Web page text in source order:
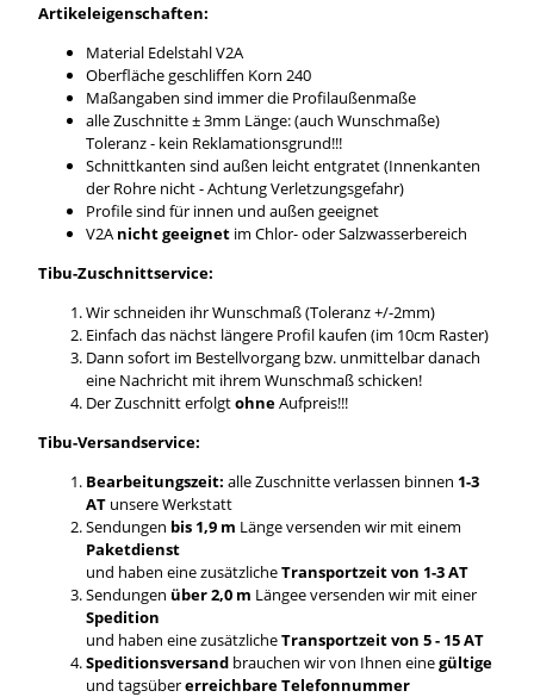
Artikeleigenschaften:
Material Edelstahl V2A
Oberfläche geschliffen Korn 240
Maßangaben sind immer die Profilaußenmaße
alle Zuschnitte ± 3mm Länge: (auch Wunschmaße)
Toleranz - kein Reklamationsgrund!!!
Schnittkanten sind außen leicht entgratet (Innenkanten
der Rohre nicht - Achtung Verletzungsgefahr)
Profile sind für innen und außen geeignet
V2A nicht geeignet im Chlor- oder Salzwasserbereich
Tibu-Zuschnittservice:
Wir schneiden ihr Wunschmaß (Toleranz +/-2mm)
Einfach das nächst längere Profil kaufen (im 10cm Raster)
Dann sofort im Bestellvorgang bzw. unmittelbar danach
eine Nachricht mit ihrem Wunschmaß schicken!
Der Zuschnitt erfolgtohneAufpreis!!!
Tibu-Versandservice:
Bearbeitungszeit: alle Zuschnitte verlassen binnen 1-3
AT unsere Werkstatt
Sendungen bis 1,9 m Länge versenden wir mit einem
Paketdienst
und haben eine zusätzlicheTransportzeit von 1-3 AT
Sendungen über 2,0 m Längee versenden wir mit einer
Spedition
und haben eine zusätzlicheTransportzeit von 5 - 15 AT
Speditionsversandbrauchen wir von Ihnen einegültige
und tagsübererreichbare Telefonnummer